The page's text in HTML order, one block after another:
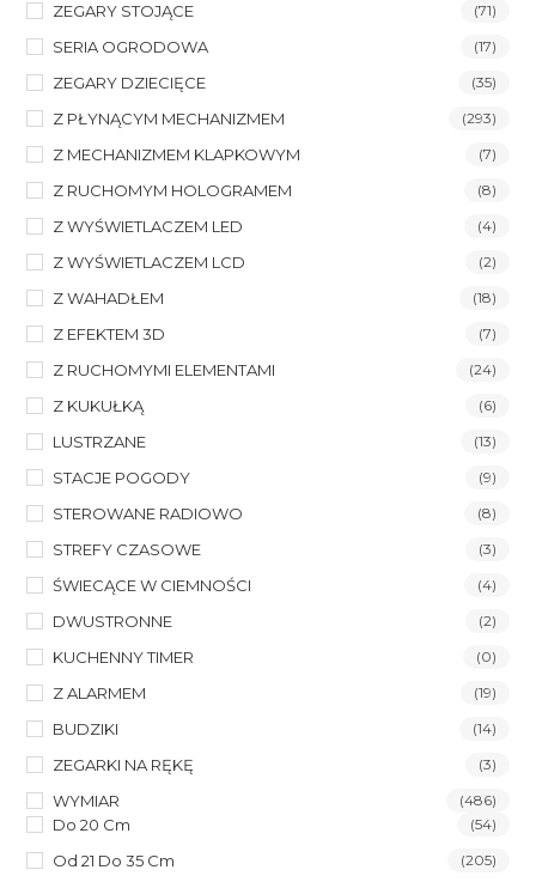
ZEGARY STOJĄCE (71)
SERIA OGRODOWA (17)
ZEGARY DZIECIĘCE (35)
Z PŁYNĄCYM MECHANIZMEM (293)
Z MECHANIZMEM KLAPKOWYM (7)
Z RUCHOMYM HOLOGRAMEM (8)
Z WYŚWIETLACZEM LED (4)
Z WYŚWIETLACZEM LCD (2)
Z WAHADŁEM (18)
Z EFEKTEM 3D (7)
Z RUCHOMYMI ELEMENTAMI (24)
Z KUKUŁKĄ (6)
LUSTRZANE (13)
STACJE POGODY (9)
STEROWANE RADIOWO (8)
STREFY CZASOWE (3)
ŚWIECĄCE W CIEMNOŚCI (4)
DWUSTRONNE (2)
KUCHENNY TIMER (0)
Z ALARMEM (19)
BUDZIKI (14)
ZEGARKI NA RĘKĘ (3)
WYMIAR (486)
Do 20 Cm (54)
Od 21 Do 35 Cm (205)